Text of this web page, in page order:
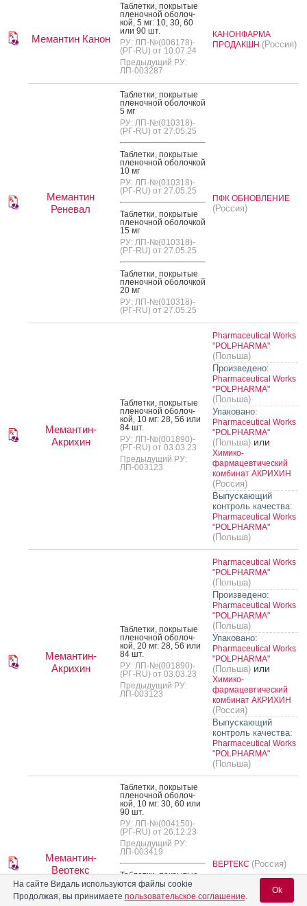
Мемантин Канон
Таб­летки, пок­ры­тые
пле­ноч­ной обо­лоч­
кой, 5 мг: 10, 30, 60
или 90 шт.
РУ: ЛП-№(006178)-
(РГ-RU) от 10.07.24
Предыдущий РУ:
ЛП-003287
КАНОНФАРМА
ПРОДАКШН (Россия)
Мемантин
Реневал
Таб­летки, пок­ры­тые
пле­ноч­ной обо­лоч­кой
5 мг
РУ: ЛП-№(010318)-
(РГ-RU) от 27.05.25
Таб­летки, пок­ры­тые
пле­ноч­ной обо­лоч­кой
10 мг
РУ: ЛП-№(010318)-
(РГ-RU) от 27.05.25
Таб­летки, пок­ры­тые
пле­ноч­ной обо­лоч­кой
15 мг
РУ: ЛП-№(010318)-
(РГ-RU) от 27.05.25
Таб­летки, пок­ры­тые
пле­ноч­ной обо­лоч­кой
20 мг
РУ: ЛП-№(010318)-
(РГ-RU) от 27.05.25
ПФК ОБНОВЛЕНИЕ
(Россия)
Мемантин-
Акрихин
Таб­летки, пок­ры­тые
пле­ноч­ной обо­лоч­
кой, 10 мг: 28, 56 или
84 шт.
РУ: ЛП-№(001890)-
(РГ-RU) от 03.03.23
Предыдущий РУ:
ЛП-003123
Pharmaceutical Works
"POLPHARMA"
(Польша)
Произведено:
Pharmaceutical Works
"POLPHARMA"
(Польша)
Упаковано:
Pharmaceutical Works
"POLPHARMA"
(Польша) или
Химико-
фармацевтический
комбинат АКРИХИН
(Россия)
Выпускающий
контроль качества:
Pharmaceutical Works
"POLPHARMA"
(Польша)
Мемантин-
Акрихин
Таб­летки, пок­ры­тые
пле­ноч­ной обо­лоч­
кой, 20 мг: 28, 56 или
84 шт.
РУ: ЛП-№(001890)-
(РГ-RU) от 03.03.23
Предыдущий РУ:
ЛП-003123
Pharmaceutical Works
"POLPHARMA"
(Польша)
Произведено:
Pharmaceutical Works
"POLPHARMA"
(Польша)
Упаковано:
Pharmaceutical Works
"POLPHARMA"
(Польша) или
Химико-
фармацевтический
комбинат АКРИХИН
(Россия)
Выпускающий
контроль качества:
Pharmaceutical Works
"POLPHARMA"
(Польша)
Мемантин-
Вертекс
Таб­летки, пок­ры­тые
пле­ноч­ной обо­лоч­
кой, 10 мг: 30, 60 или
90 шт.
РУ: ЛП-№(004150)-
(РГ-RU) от 26.12.23
Предыдущий РУ:
ЛП-003419
Таб­летки, пок­ры­тые
пле­ноч­ной обо­лоч­
кой, 20 мг: 30, 60 или
90 шт.
ВЕРТЕКС (Россия)
На сайте Видаль используются файлы cookie
Продолжая, вы принимаете пользовательское соглашение.
Ok